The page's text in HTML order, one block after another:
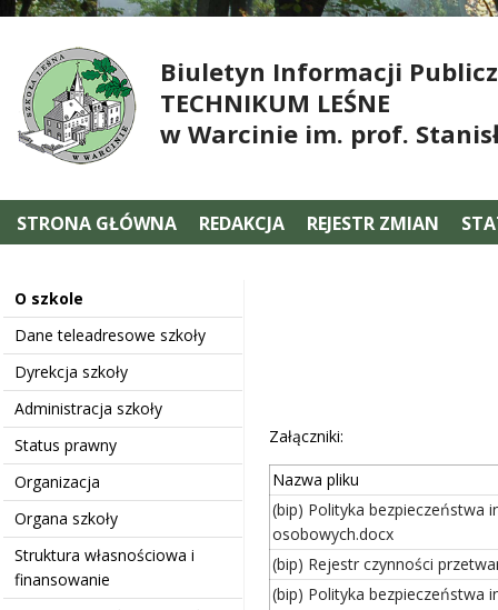
Biuletyn Informacji
TECHNIKUM LEŚNE
w Warcinie im. prof.
STRONA GŁÓWNA REDAKCJA REJESTR ZMIAN
O szkole
Dane teleadresowe szkoły
Dyrekcja szkoły
Administracja szkoły
Status prawny
Organizacja
Organa szkoły
Struktura własnościowa i
finansowanie
Załączniki:
Nazwa pliku
(bip) Polityka bezpieczeństwa
osobowych.docx
(bip) Rejestr czynności
(bip) Polityka bezpieczeństwa